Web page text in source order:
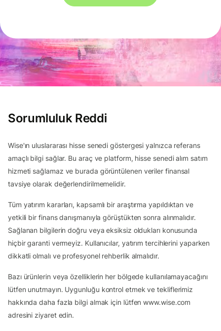
Sorumluluk Reddi
Wise'ın uluslararası hisse senedi göstergesi yalnızca referans
amaçlı bilgi sağlar. Bu araç ve platform, hisse senedi alım satım
hizmeti sağlamaz ve burada görüntülenen veriler finansal
tavsiye olarak değerlendirilmemelidir.
Tüm yatırım kararları, kapsamlı bir araştırma yapıldıktan ve
yetkili bir finans danışmanıyla görüştükten sonra alınmalıdır.
Sağlanan bilgilerin doğru veya eksiksiz oldukları konusunda
hiçbir garanti vermeyiz. Kullanıcılar, yatırım tercihlerini yaparken
dikkatli olmalı ve profesyonel rehberlik almalıdır.
Bazı ürünlerin veya özelliklerin her bölgede kullanılamayacağını
lütfen unutmayın. Uygunluğu kontrol etmek ve tekliflerimiz
hakkında daha fazla bilgi almak için lütfen www.wise.com
adresini ziyaret edin.